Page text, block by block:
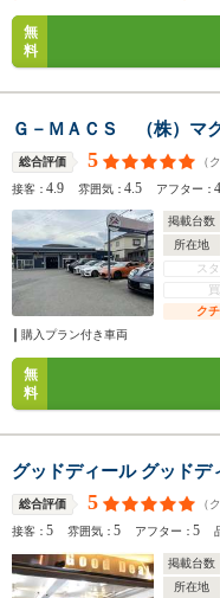
無
料
Ｇ－ＭＡＣＳ （株）マ
総合評価 5 （
接客：4.9 雰囲気：4.5 アフター：
掲載台数
所在地
ス
ク
購入プラン付き車両
無
料
グッドディール グッド
総合評価 5 （
接客：5 雰囲気：5 アフター：5
掲載台数
所在地